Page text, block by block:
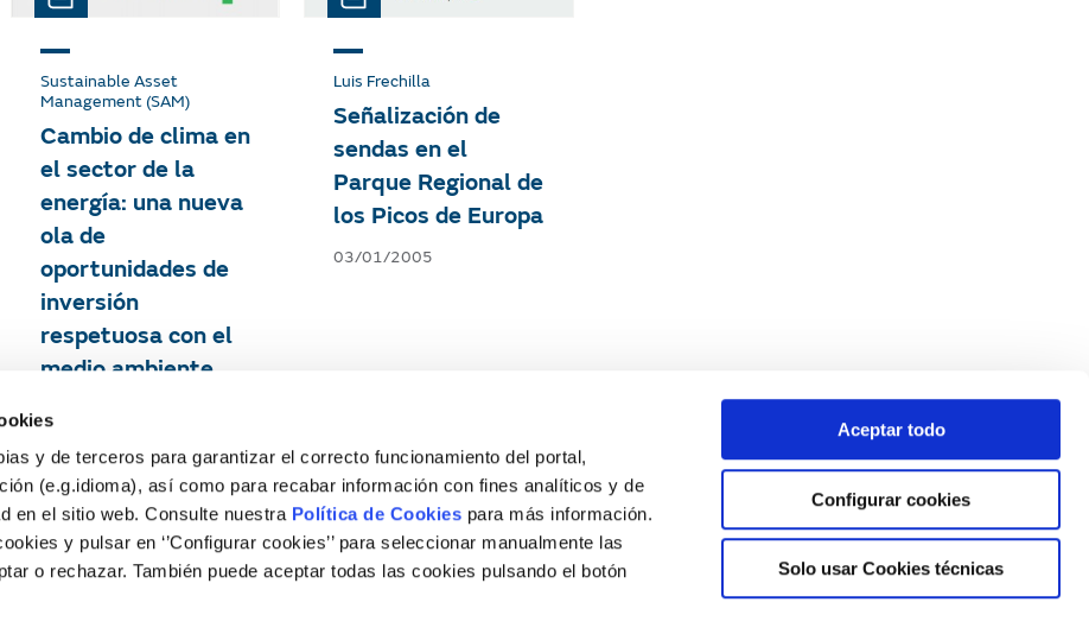
y de terceros para garantizar el correcto funcionamiento del portal,
(e.g.idioma), así como para recabar información con fines analíticos y de
en el sitio web. Consulte nuestra Política de Cookies para más información.
y pulsar en ‘’Configurar cookies’’ para seleccionar manualmente las
o rechazar. También puede aceptar todas las cookies pulsando el botón
Aceptar todo
Configurar cookies
Solo usar Cookies técnicas
Sustainable Asset
Management (SAM)
Cambio de clima en
el sector de la
energía: una nueva
ola de
oportunidades de
inversión
respetuosa con el
medio ambiente
Luis Frechilla
Señalización de
sendas en el
Parque Regional de
los Picos de Europa
03/01/2005
1 … 16 17 18 19 20 21